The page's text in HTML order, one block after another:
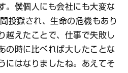
。僕個人にも会社にも大変な
投獄され、生命の危機もあり
越えたことで、仕事で失敗し
の時に比べれば大したことな
にはなりましたね。あえてそ